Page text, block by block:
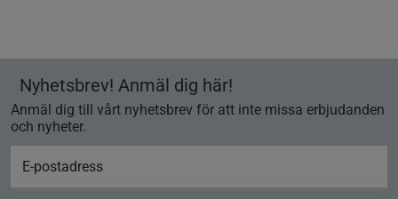
Nyhetsbrev! Anmäl dig här!
Anmäl dig till vårt nyhetsbrev för att inte missa erbjudanden
och nyheter.